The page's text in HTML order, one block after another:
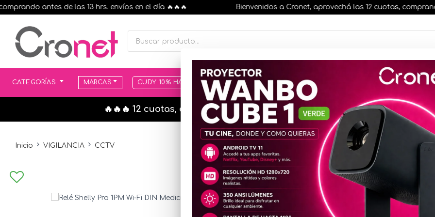
antes de las 13 hrs. envíos en el día 🔥🔥🔥 Bienvenidos a Cronet, aprovechá las 12 cuotas, comprando
CATEGORÍAS MARCAS CUDY 10% HASTA AGOTAR STOCK MOVILIDAD ELÉCTRICA 25% OFF
🔥🔥🔥 12 cuotas, en todos nuestros artículos, comprando antes de las 13
Inicio VIGILANCIA CCTV
Relé
Medición